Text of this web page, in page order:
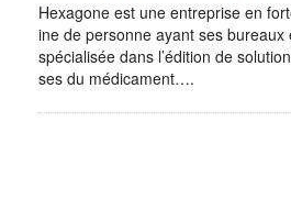
Hexagone est une entreprise en
ine de personne ayant ses
spécialisée dans l’édition de
ses du médicament….